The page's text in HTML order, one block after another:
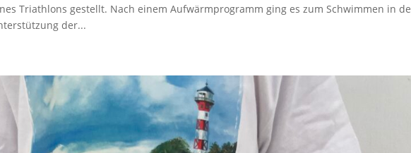
Triathlons gestellt. Nach einem Aufwärmprogramm ging es zum Schwimmen in
der...